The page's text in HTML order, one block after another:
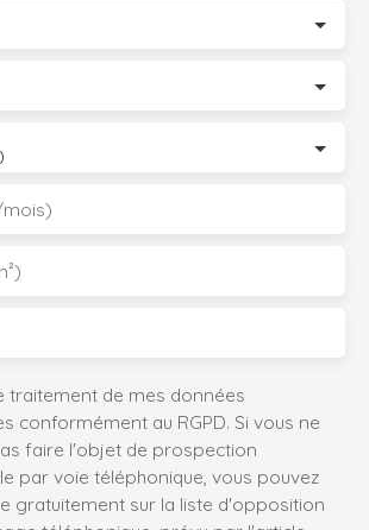
traitement de mes données
conformément au RGPD. Si vous ne
faire l'objet de prospection
par voie téléphonique, vous pouvez
gratuitement sur la liste d'opposition